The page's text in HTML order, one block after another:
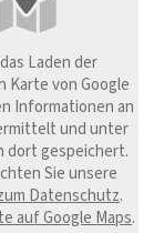
Laden der
Karte von Google
Informationen an
und unter
dort gespeichert.
Sie unsere
Datenschutz.
auf Google Maps.